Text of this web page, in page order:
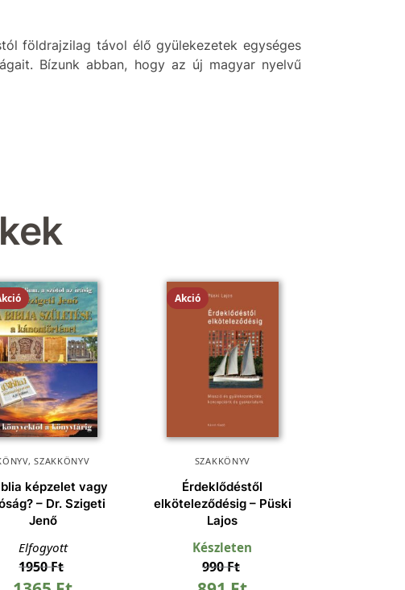
földrajzilag távol élő gyülekezetek egységes
Bízunk abban, hogy az új magyar nyelvű
,SZAKKÖNYV
képzelet vagy
– Dr. Szigeti
Jenő
Elfogyott
1950Ft
Akció
SZAKKÖNYV
Érdeklődéstől
elköteleződésig – Püski
Lajos
Készleten
990Ft